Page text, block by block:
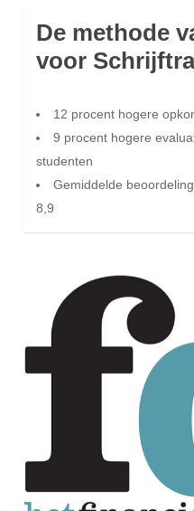
De methode
voor
12 procent hogere
9 procent hogere
studenten
Gemiddelde
8,9
Dagblad